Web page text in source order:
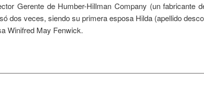
Gerente de Humber-Hillman Company (un fabricante
dos veces, siendo su primera esposa Hilda (apellido
Winifred May Fenwick.